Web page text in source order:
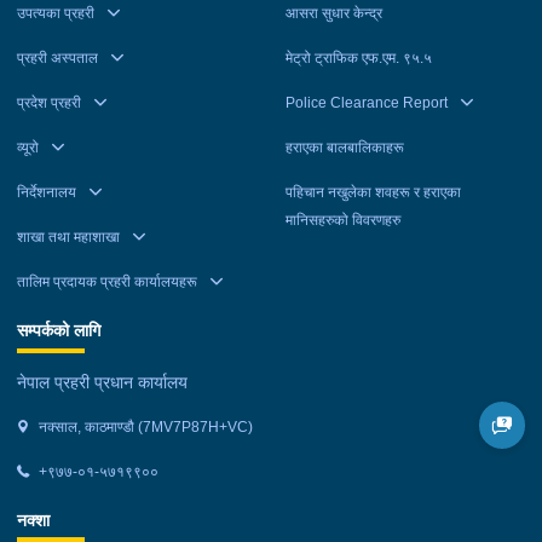
उपत्यका प्रहरी
प्रहरी अस्पताल
प्रदेश प्रहरी
व्यूरो
निर्देशनालय
शाखा तथा महाशाखा
तालिम प्रदायक प्रहरी कार्यालयहरू
आसरा सुधार केन्द्र
मेट्रो ट्राफिक एफ.एम. ९५.५
Police Clearance Report
हराएका बालबालिकाहरू
पहिचान नखुलेका शवहरू र हराएका
मानिसहरुको विवरणहरु
सम्पर्कको लागि
नेपाल प्रहरी प्रधान कार्यालय
नक्साल, काठमाण्डौ (7MV7P87H+VC)
+९७७-०१-५७१९९००
नक्शा